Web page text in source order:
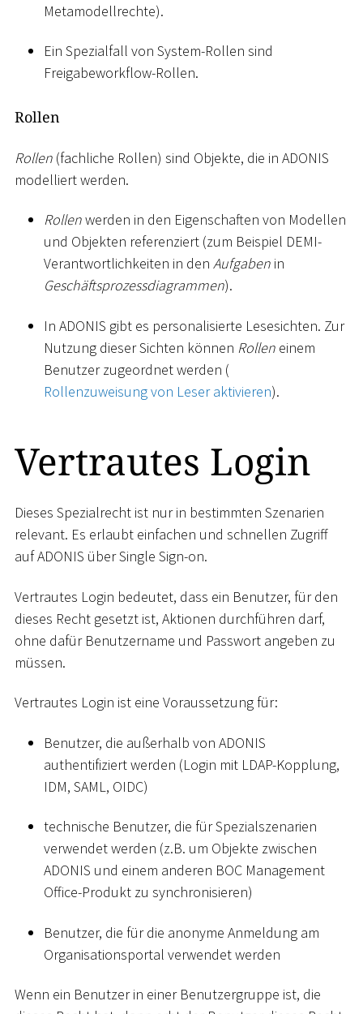
Metamodellrechte).
Ein Spezialfall von System-Rollen sind
Freigabeworkflow-Rollen.
Rollen
Rollen (fachliche Rollen) sind Objekte, die in ADONIS
modelliert werden.
Rollenwerden in den Eigenschaften von Modellen
und Objekten referenziert (zum Beispiel DEMI-
Verantwortlichkeiten in den Aufgaben in
Geschäftsprozessdiagrammen).
In ADONIS gibt es personalisierte Lesesichten. Zur
Nutzung dieser Sichten können Rollen einem
Benutzer zugeordnet werden (
Rollenzuweisung von Leser aktivieren).
Vertrautes Login
Dieses Spezialrecht ist nur in bestimmten Szenarien
relevant. Es erlaubt einfachen und schnellen Zugriff
auf ADONIS über Single Sign-on.
Vertrautes Login bedeutet, dass ein Benutzer, für den
dieses Recht gesetzt ist, Aktionen durchführen darf,
ohne dafür Benutzername und Passwort angeben zu
müssen.
Vertrautes Login ist eine Voraussetzung für:
Benutzer, die außerhalb von ADONIS
authentifiziert werden (Login mit LDAP-Kopplung,
IDM, SAML, OIDC)
technische Benutzer, die für Spezialszenarien
verwendet werden (z.B. um Objekte zwischen
ADONIS und einem anderen BOC Management
Office-Produkt zu synchronisieren)
Benutzer, die für die anonyme Anmeldung am
Organisationsportal verwendet werden
Wenn ein Benutzer in einer Benutzergruppe ist, die